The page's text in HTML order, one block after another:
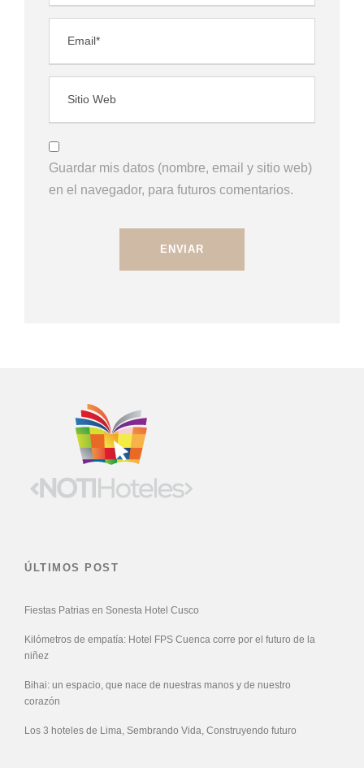
Guardar mis datos (nombre, email y sitio web)
en el navegador, para futuros comentarios.
ÚLTIMOS POST
Fiestas Patrias en Sonesta Hotel Cusco
Kilómetros de empatía: Hotel FPS Cuenca corre por el futuro de la
niñez
Bihai: un espacio, que nace de nuestras manos y de nuestro
corazón
Los 3 hoteles de Lima, Sembrando Vida, Construyendo futuro